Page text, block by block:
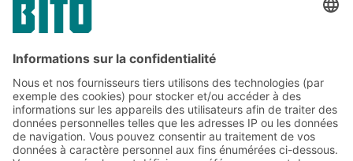
Abonnez-vous à la lettre
d'information de BITO :